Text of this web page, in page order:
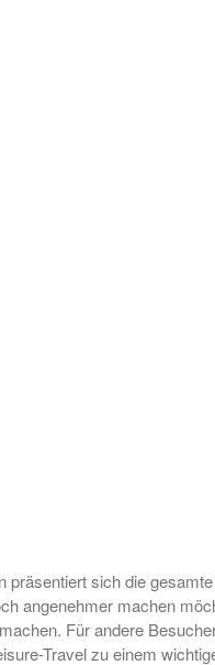
sich die
angenehmer machen
Für andere
Travel zu einem